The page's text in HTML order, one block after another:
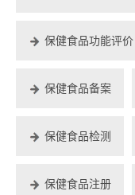
保健食品功能评价
保健食品备案
保健食品检测
保健食品注册